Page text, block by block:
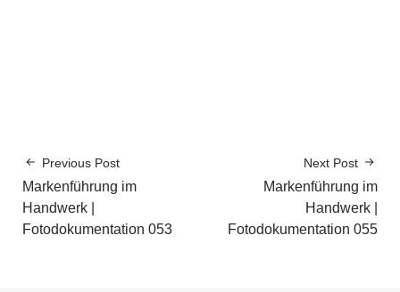
Previous Post
Markenführung im
Handwerk |
Fotodokumentation 053
Next Post
Markenführung im
Handwerk |
Fotodokumentation 055